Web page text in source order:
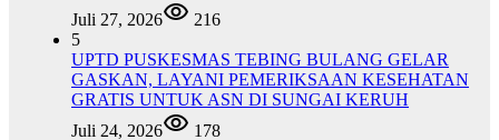
Juli 27, 2026
216
5
UPTD PUSKESMAS TEBING BULANG GELAR
GASKAN, LAYANI PEMERIKSAAN KESEHATAN
GRATIS UNTUK ASN DI SUNGAI KERUH
Juli 24, 2026
178